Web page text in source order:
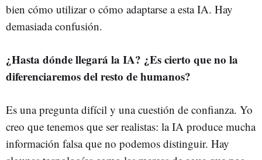
bien cómo utilizar o cómo adaptarse a esta IA. Hay
demasiada confusión.
¿Hasta dónde llegará la IA? ¿Es cierto que no la
diferenciaremos del resto de humanos?
Es una pregunta difícil y una cuestión de confianza. Yo
creo que tenemos que ser realistas: la IA produce mucha
información falsa que no podemos distinguir. Hay